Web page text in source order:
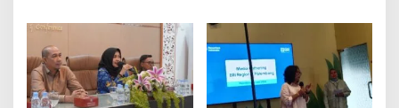
Dokter Mitra